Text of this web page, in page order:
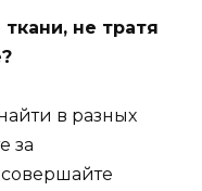
не тратя
в разных
за